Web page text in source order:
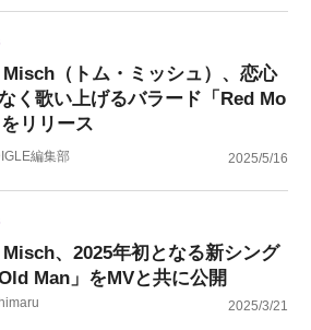
（トム・ミッシュ）、恋心
く歌い上げるバラード「Red Mo
リリース
編集部 2025/5/16
、2025年初となる新シング
Man」をMVと共に公開
2025/3/21